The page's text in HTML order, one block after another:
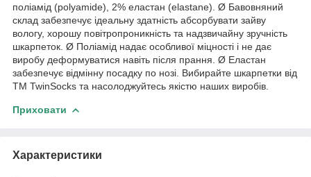
поліамід (polyamide), 2% еластан (elastane). Ø Бавовняний
склад забезпечує ідеальну здатність абсорбувати зайву
вологу, хорошу повітропроникність та надзвичайну зручність
шкарпеток. Ø Поліамід надає особливої міцності і не дає
виробу деформуватися навіть після прання. Ø Еластан
забезпечує відмінну посадку по нозі. Вибирайте шкарпетки від
ТM TwinSocks та насолоджуйтесь якістю наших виробів.
Приховати
Характеристики